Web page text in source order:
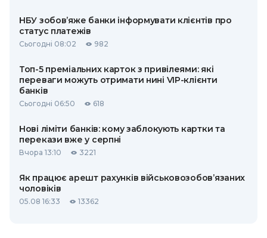
НБУ зобов’яже банки інформувати клієнтів про
статус платежів
Сьогодні 08:02 982
Топ-5 преміальних карток з привілеями: які
переваги можуть отримати нині VIP-клієнти
банків
Сьогодні 06:50 618
Нові ліміти банків: кому заблокують картки та
перекази вже у серпні
Вчора 13:10 3221
Як працює арешт рахунків військовозобов’язаних
чоловіків
05.08 16:33 13362